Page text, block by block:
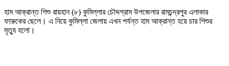
হাম আক্রান্ত শিশু রায়হান (৮) কুমিল্লার চৌদ্দগ্রাম উপজেলার রামচন্দ্রপুর এলাকার
ফারুকের ছেলে। এ নিয়ে কুমিল্লা জেলায় এখন পর্যন্ত হাম আক্রান্ত হয়ে চার শিশুর
মৃত্যু হলো।